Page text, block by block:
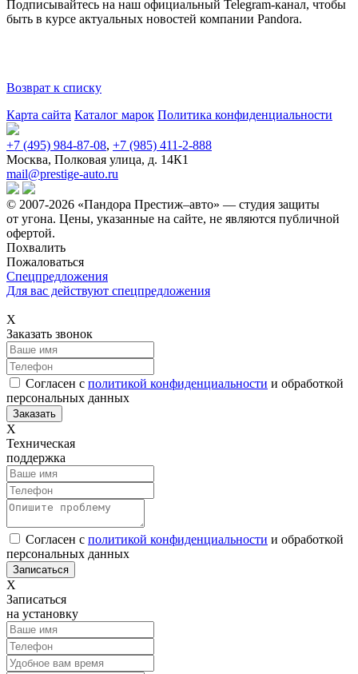
Подписывайтесь на наш официальный Telegram-канал, чтобы
быть в курсе актуальных новостей компании Pandora.
Возврат к списку
Карта сайта Каталог марок Политика конфиденциальности
+7 (495) 984-87-08, +7 (985) 411-2-888
Москва, Полковая улица, д. 14К1
mail@prestige-auto.ru
© 2007-2026 «Пандора Престиж–авто» — студия защиты
от угона. Цены, указанные на сайте, не являются публичной
офертой.
Похвалить
Пожаловаться
Спецпредложения
Для вас действуют спецпредложения
Х
Заказать звонок
Согласен с политикой конфиденциальности и обработкой
персональных данных
Х
Техническая
поддержка
Согласен с политикой конфиденциальности и обработкой
персональных данных
Х
Записаться
на установку